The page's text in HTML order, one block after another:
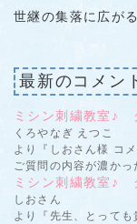
世継の集落に広が
最新のコメン
ミシン刺繍教室♪
くろやなぎ えつこ
より『しおさん様 コ
ご質問の内容が濃か
ミシン刺繍教室♪
しおさん
より『先生、とって